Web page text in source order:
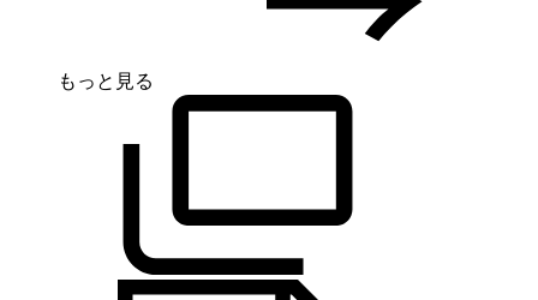
もっと見る